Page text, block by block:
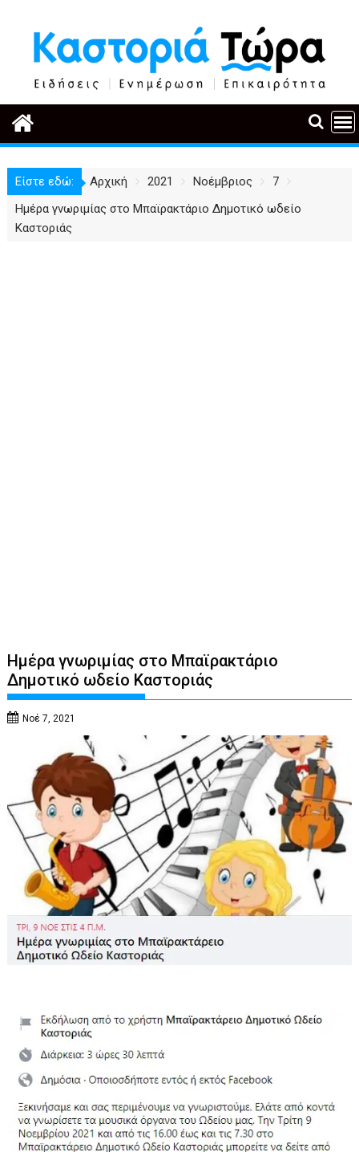
περιεχόμενο
Είστε εδώ: Αρχική 2021 Νοέμβριος
7
Ημέρα γνωριμίας στο Μπαϊρακτάριο Δημοτικό ωδείο
Καστοριάς
Ημέρα γνωριμίας στο Μπαϊρακτάριο
Δημοτικό ωδείο Καστοριάς
Νοέ 7, 2021